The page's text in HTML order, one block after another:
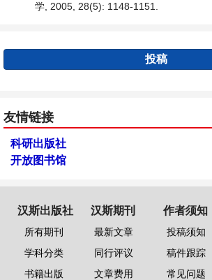
学, 2005, 28(5): 1148-1151.
投稿
友情链接
科研出版社
开放图书馆
汉斯出版社
所有期刊
学科分类
书籍出版
汉斯期刊
最新文章
同行评议
文章费用
作者须知
投稿须知
稿件跟踪
常见问题